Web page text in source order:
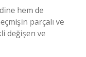
hem de
parçalı ve
değişen ve